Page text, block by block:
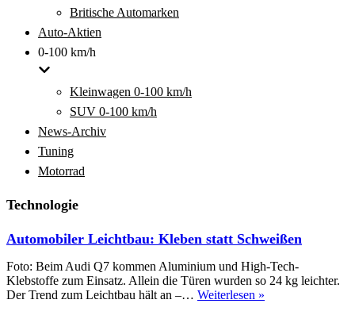
Britische Automarken
Auto-Aktien
0-100 km/h
Kleinwagen 0-100 km/h
SUV 0-100 km/h
News-Archiv
Tuning
Motorrad
Technologie
Automobiler Leichtbau: Kleben statt Schweißen
Foto: Beim Audi Q7 kommen Aluminium und High-Tech-
Klebstoffe zum Einsatz. Allein die Türen wurden so 24 kg leichter.
Der Trend zum Leichtbau hält an –… Weiterlesen »